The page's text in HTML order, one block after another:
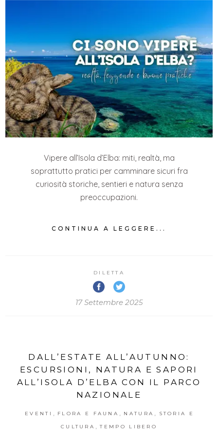
Vipere all’Isola d’Elba: miti, realtà, ma
soprattutto pratici per camminare sicuri fra
curiosità storiche, sentieri e natura senza
preoccupazioni.
CONTINUA A LEGGERE...
DILETTA
17 Settembre 2025
DALL’ESTATE ALL’AUTUNNO:
ESCURSIONI, NATURA E SAPORI
ALL’ISOLA D’ELBA CON IL PARCO
NAZIONALE
EVENTI FLORA E FAUNA NATURA STORIA E
CULTURA TEMPO LIBERO